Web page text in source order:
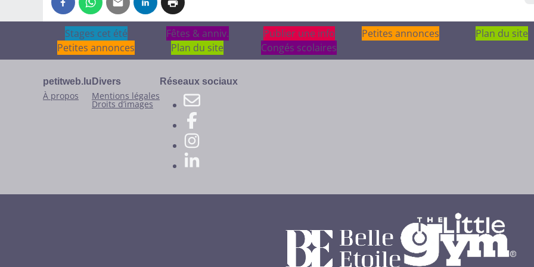
Stages cet été
Stages cet été Fêtes & anniv.
Fêtes & anniv. Publier une info
Publier une info
Petites annonces
Petites annonces
Plan du site
Plan du site
Congés scolaires
petitweb.lu
À propos
Divers
Mentions légales
Droits d’images
Réseaux sociaux